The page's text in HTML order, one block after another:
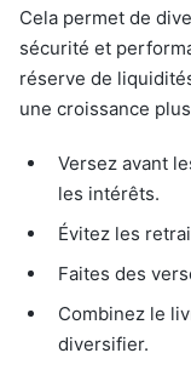
Cela permet de
sécurité et
réserve de
une croissance
Versez avant
les intérêts.
Évitez les
Faites des
Combinez le
diversifier.